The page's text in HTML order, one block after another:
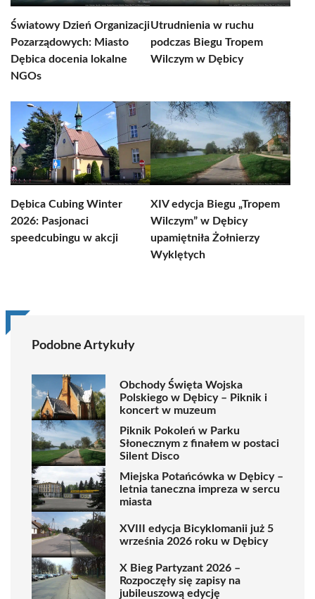
Światowy Dzień Organizacji
Pozarządowych: Miasto
Dębica docenia lokalne
NGOs
Utrudnienia w ruchu
podczas Biegu Tropem
Wilczym w Dębicy
Dębica Cubing Winter
2026: Pasjonaci
speedcubingu w akcji
XIV edycja Biegu „Tropem
Wilczym” w Dębicy
upamiętniła Żołnierzy
Wyklętych
Podobne Artykuły
Obchody Święta Wojska
Polskiego w Dębicy – Piknik i
koncert w muzeum
Piknik Pokoleń w Parku
Słonecznym z finałem w postaci
Silent Disco
Miejska Potańcówka w Dębicy –
letnia taneczna impreza w sercu
miasta
XVIII edycja Bicyklomanii już 5
września 2026 roku w Dębicy
X Bieg Partyzant 2026 –
Rozpoczęły się zapisy na
jubileuszową edycję